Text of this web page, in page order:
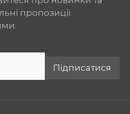
пропозиції
Підписатися